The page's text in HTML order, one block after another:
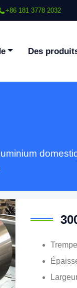
+86 181 3778 2032
Des